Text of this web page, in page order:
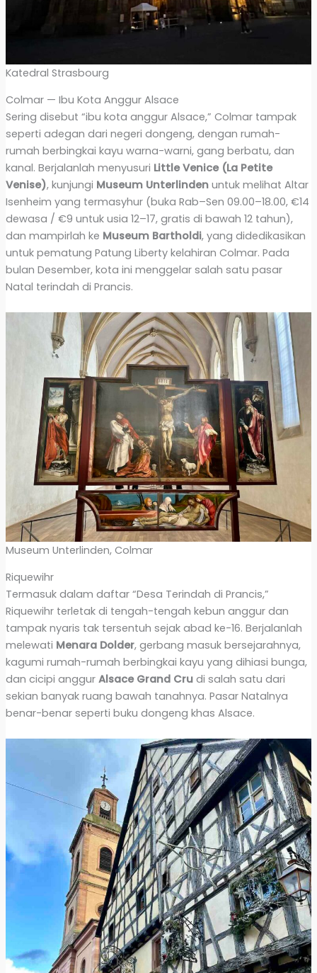
Katedral Strasbourg
Colmar — Ibu Kota Anggur Alsace
Sering disebut “ibu kota anggur Alsace,” Colmar tampak
seperti adegan dari negeri dongeng, dengan rumah-
rumah berbingkai kayu warna-warni, gang berbatu, dan
kanal. Berjalanlah menyusuri Little Venice (La Petite
Venise), kunjungi Museum Unterlindenuntuk melihat Altar
Isenheim yang termasyhur (buka Rab–Sen 09.00–18.00, €14
dewasa / €9 untuk usia 12–17, gratis di bawah 12 tahun),
dan mampirlah ke Museum Bartholdi, yang didedikasikan
untuk pematung Patung Liberty kelahiran Colmar. Pada
bulan Desember, kota ini menggelar salah satu pasar
Natal terindah di Prancis.
Museum Unterlinden, Colmar
Riquewihr
Termasuk dalam daftar “Desa Terindah di Prancis,”
Riquewihr terletak di tengah-tengah kebun anggur dan
tampak nyaris tak tersentuh sejak abad ke-16. Berjalanlah
melewati Menara Dolder, gerbang masuk bersejarahnya,
kagumi rumah-rumah berbingkai kayu yang dihiasi bunga,
dan cicipi anggur Alsace Grand Crudi salah satu dari
sekian banyak ruang bawah tanahnya. Pasar Natalnya
benar-benar seperti buku dongeng khas Alsace.